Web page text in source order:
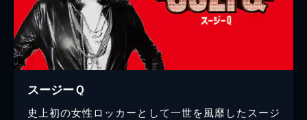
スージーＱ
史上初の女性ロッカーとして一世を風靡したスージ